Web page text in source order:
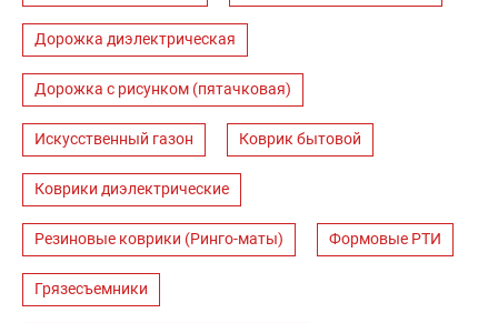
Дорожка диэлектрическая
Дорожка с рисунком (пятачковая)
Искусственный газон Коврик бытовой
Коврики диэлектрические
Резиновые коврики (Ринго-маты) Формовые РТИ
Грязесъемники